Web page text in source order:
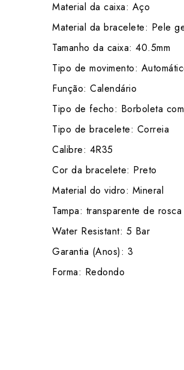
Material da caixa: Aço
Material da bracelete: Pele
Tamanho da caixa: 40.5mm
Tipo de movimento:
Função: Calendário
Tipo de fecho: Borboleta
Tipo de bracelete: Correia
Calibre: 4R35
Cor da bracelete: Preto
Material do vidro: Mineral
Tampa: transparente de rosca
Water Resistant: 5 Bar
Garantia (Anos): 3
Forma: Redondo